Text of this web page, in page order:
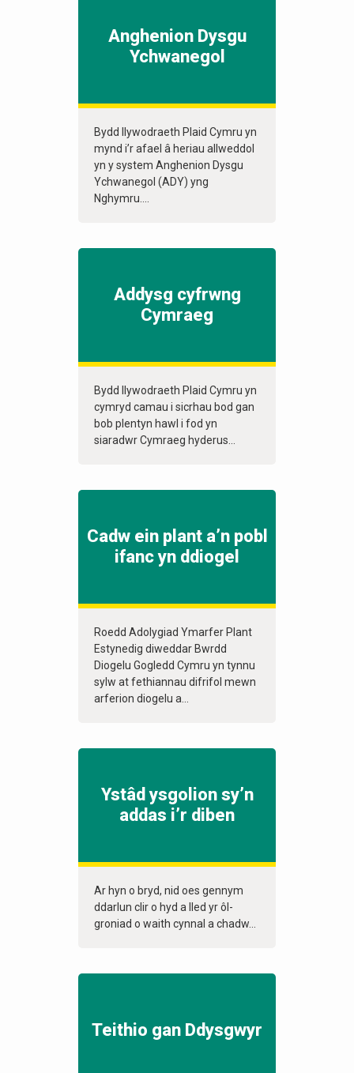
Anghenion Dysgu
Ychwanegol
Bydd llywodraeth Plaid Cymru yn
mynd i’r afael â heriau allweddol
yn y system Anghenion Dysgu
Ychwanegol (ADY) yng
Nghymru....
Addysg cyfrwng
Cymraeg
Bydd llywodraeth Plaid Cymru yn
cymryd camau i sicrhau bod gan
bob plentyn hawl i fod yn
siaradwr Cymraeg hyderus...
Cadw ein plant a’n pobl
ifanc yn ddiogel
Roedd Adolygiad Ymarfer Plant
Estynedig diweddar Bwrdd
Diogelu Gogledd Cymru yn tynnu
sylw at fethiannau difrifol mewn
arferion diogelu a...
Ystâd ysgolion sy’n
addas i’r diben
Ar hyn o bryd, nid oes gennym
ddarlun clir o hyd a lled yr ôl-
groniad o waith cynnal a chadw...
Teithio gan Ddysgwyr